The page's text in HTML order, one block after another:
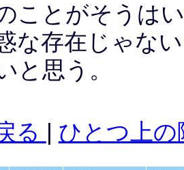
ことがそうは
な存在じゃな
と思う。
る ひとつ上の